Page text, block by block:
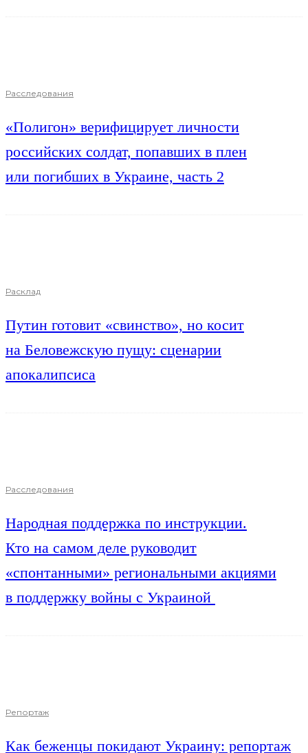
Расследования
«Полигон» верифицирует личности
российских солдат, попавших в плен
или погибших в Украине, часть 2
Расклад
Путин готовит «свинство», но косит
на Беловежскую пущу: сценарии
апокалипсиса
Расследования
Народная поддержка по инструкции.
Кто на самом деле руководит
«спонтанными» региональными акциями
в поддержку войны с Украиной
Репортаж
Как беженцы покидают Украину: репортаж